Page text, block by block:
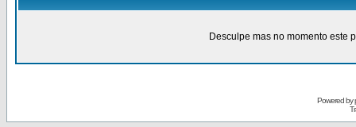
Desculpe mas no momento este
Powered by